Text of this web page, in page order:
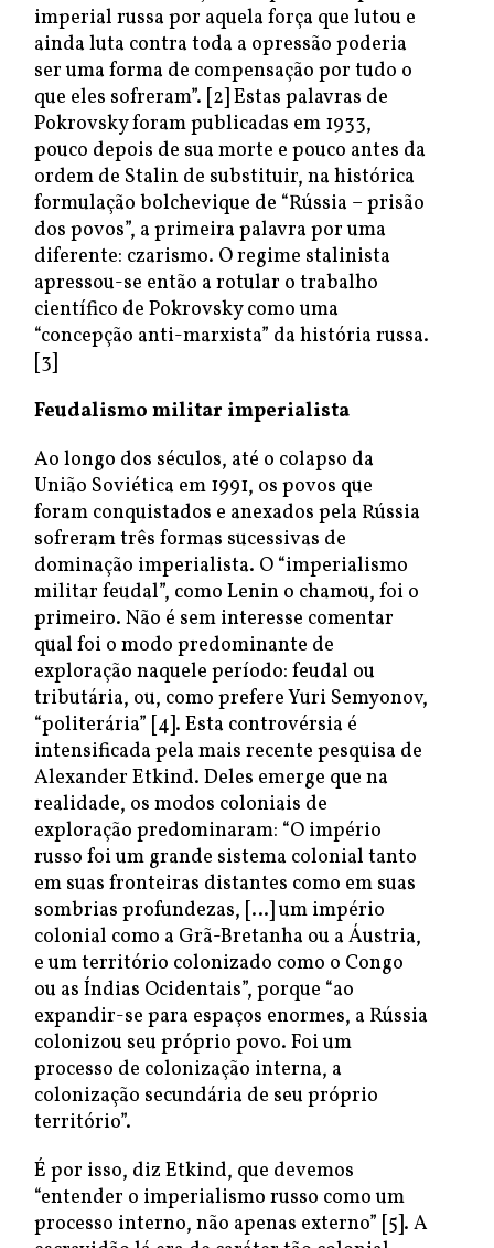
imperial russa por aquela força que lutou e
ainda luta contra toda a opressão poderia
ser uma forma de compensação por tudo o
que eles sofreram”. [2] Estas palavras de
Pokrovsky foram publicadas em 1933,
pouco depois de sua morte e pouco antes da
ordem de Stalin de substituir, na histórica
formulação bolchevique de “Rússia – prisão
dos povos”, a primeira palavra por uma
diferente: czarismo. O regime stalinista
apressou-se então a rotular o trabalho
científico de Pokrovsky como uma
“concepção anti-marxista” da história russa.
[3]
Feudalismo militar imperialista
Ao longo dos séculos, até o colapso da
União Soviética em 1991, os povos que
foram conquistados e anexados pela Rússia
sofreram três formas sucessivas de
dominação imperialista. O “imperialismo
militar feudal”, como Lenin o chamou, foi o
primeiro. Não é sem interesse comentar
qual foi o modo predominante de
exploração naquele período: feudal ou
tributária, ou, como prefere Yuri Semyonov,
“politerária” [4]. Esta controvérsia é
intensificada pela mais recente pesquisa de
Alexander Etkind. Deles emerge que na
realidade, os modos coloniais de
exploração predominaram: “O império
russo foi um grande sistema colonial tanto
em suas fronteiras distantes como em suas
sombrias profundezas, […] um império
colonial como a Grã-Bretanha ou a Áustria,
e um território colonizado como o Congo
ou as Índias Ocidentais”, porque “ao
expandir-se para espaços enormes, a Rússia
colonizou seu próprio povo. Foi um
processo de colonização interna, a
colonização secundária de seu próprio
território”.
É por isso, diz Etkind, que devemos
“entender o imperialismo russo como um
processo interno, não apenas externo” [5]. A